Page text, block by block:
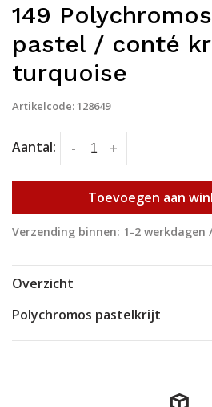
149
pastel / conté
turquoise
Artikelcode:128649
Aantal: +
-
Toevoegen aan
Verzending binnen: 1-2 werkdagen
Overzicht
Polychromos pastelkrijt